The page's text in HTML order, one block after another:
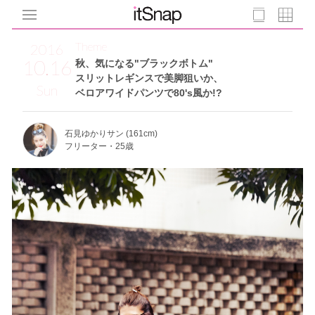
2016
10.16
Sun
秋、気になる"ブラックボトム"
スリットレギンスで美脚狙いか、
ベロアワイドパンツで80's風か!?
Theme
石見ゆかりサン (161cm)
フリーター・25歳